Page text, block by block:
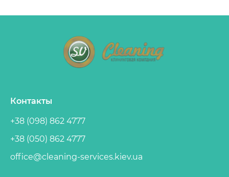
Контакты
+38 (098) 862 4777
+38 (050) 862 4777
office@cleaning-services.kiev.ua